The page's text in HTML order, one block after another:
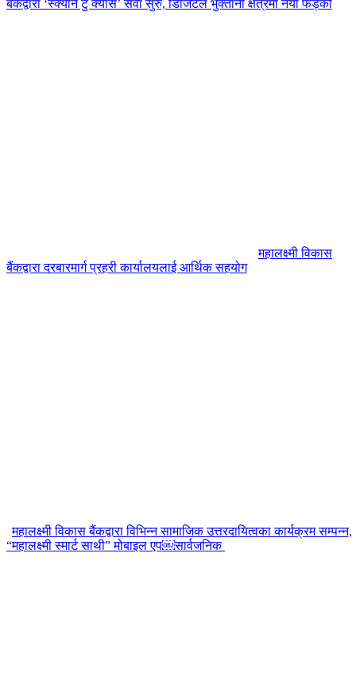
बैंकद्वारा ‘स्क्यान टु क्यास’ सेवा सुरु, डिजिटल भुक्तानी क्षेत्रमा नयाँ फड्को
महालक्ष्मी विकास
बैंकद्वारा दरबारमार्ग प्रहरी कार्यालयलाई आर्थिक सहयोग
महालक्ष्मी विकास बैंकद्वारा विभिन्न सामाजिक उत्तरदायित्वका कार्यक्रम सम्पन्न,
“महालक्ष्मी स्मार्ट साथी” मोबाइल एप￼सार्वजनिक